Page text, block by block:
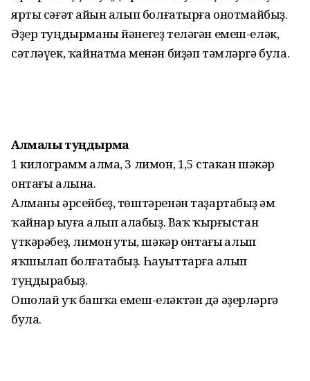
ярты сәғәт һайын алып болғатырға онотмайбыҙ.
Әҙер туңдырманы йәнегеҙ теләгән емеш-еләк,
сәтләүек, ҡайнатма менән биҙәп тәмләргә була.
Алмалы туңдырма
1 килограмм алма, 3 лимон, 1,5 стакан шәкәр
онтағы алына.
Алманы әрсейбеҙ, төштәренән таҙартабыҙ һәм
ҡайнар һыуға һалып алабыҙ. Ваҡ ҡырғыстан
үткәрәбеҙ, лимон һуты, шәкәр онтағы һалып
яҡшылап болғатабыҙ. Һауыттарға һалып
туңдырабыҙ.
Ошолай уҡ башҡа емеш-еләктән дә әҙерләргә
була.